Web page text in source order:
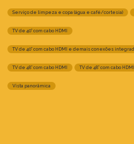
Serviço de limpeza e copa (água e café/cortesia)
TV de 40” com cabo HDMI
TV de 40” com cabo HDMI e demais conexões
TV de 48” com cabo HDMI TV de 48” com cabo
Vista panorâmica